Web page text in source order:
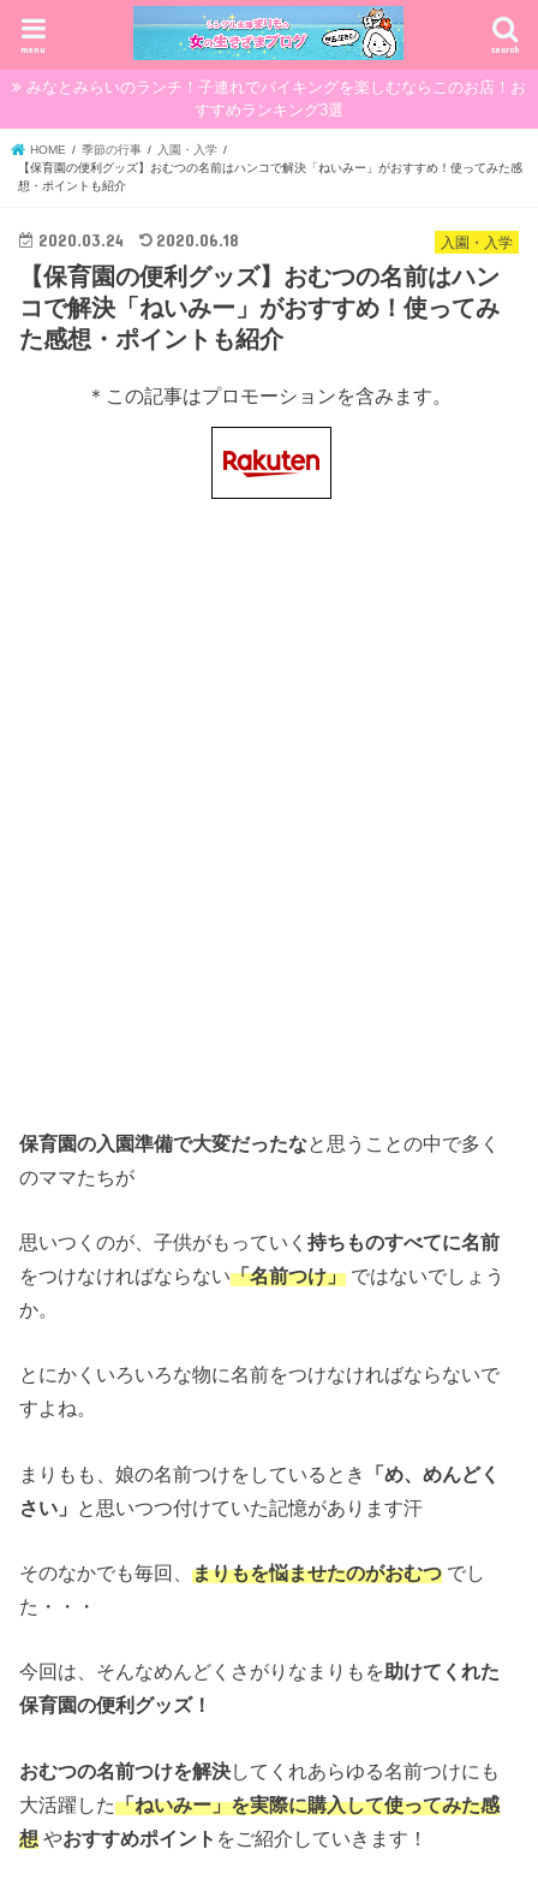
search
menu
みなとみらいのランチ！子連れでバイキングを楽しむならこのお店！お
すすめランキング3選
HOME 季節の行事
入園・入学
【保育園の便利グッズ】おむつの名前はハンコで解決「ねいみー」がおすすめ！使ってみた感
想・ポイントも紹介
入園・入学
2020.03.24 2020.06.18
【保育園の便利グッズ】おむつの名前はハン
コで解決「ねいみー」がおすすめ！使ってみ
た感想・ポイントも紹介
＊この記事はプロモーションを含みます。
保育園の入園準備で大変だったなと思うことの中で多く
のママたちが
思いつくのが、子供がもっていく持ちものすべてに名前
をつけなければならない「名前つけ」 ではないでしょう
か。
とにかくいろいろな物に名前をつけなければならないで
すよね。
まりもも、娘の名前つけをしているとき
「め、めんどく
さい」 と思いつつ付けていた記憶があります汗
そのなかでも毎回、まりもを悩ませたのがおむつ でし
た・・・
今回は、そんなめんどくさがりなまりもを助けてくれた
保育園の便利グッズ！
おむつの名前つけを解決してくれあらゆる名前つけにも
大活躍した「ねいみー」を実際に購入して使ってみた感
想 やおすすめポイント をご紹介していきます！